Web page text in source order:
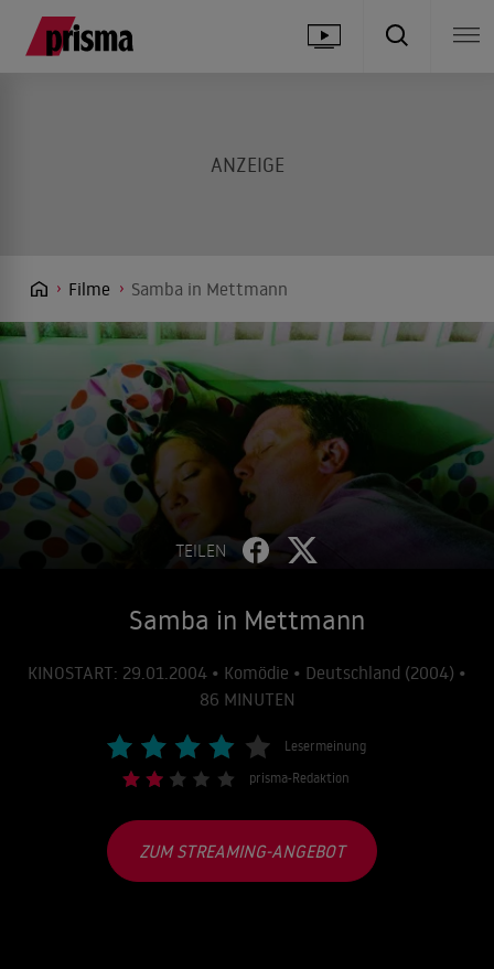
Filme Samba in Mettmann
TEILEN
Samba in Mettmann
KINOSTART: 29.01.2004 • Komödie • Deutschland (2004) •
86 MINUTEN
Lesermeinung
prisma-Redaktion
ZUM STREAMING-ANGEBOT